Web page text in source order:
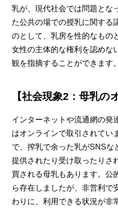
乳が、現代社会では問題とな
た公共の場での授乳に関する
のとして、乳房を性的なもの
女性の主体的な権利を認めな
観を指摘することができます。
【社会現象2：母乳の
インターネットや流通網の発
はオンラインで取引されてい
で、搾乳で余った乳がSNSな
提供されたり受け取ったりさ
買される母乳もあります。公
ら存在しましたが、非営利で
わりに、利用できる状況が非